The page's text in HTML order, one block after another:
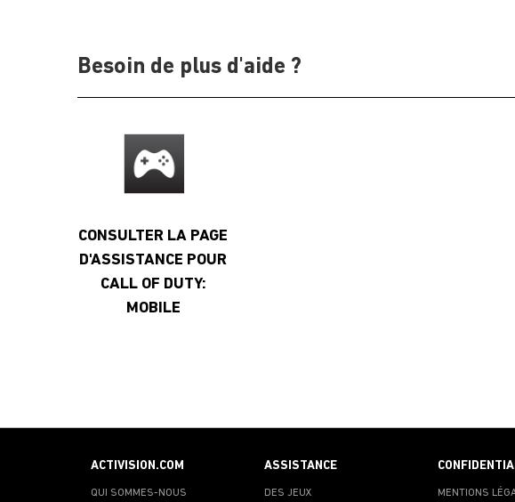
Besoin de plus d'aide ?
CONSULTER LA PAGE
D'ASSISTANCE POUR
CALL OF DUTY:
MOBILE
ACTIVISION.COM
QUI SOMMES-NOUS
ASSISTANCE
DES JEUX MENTIONS